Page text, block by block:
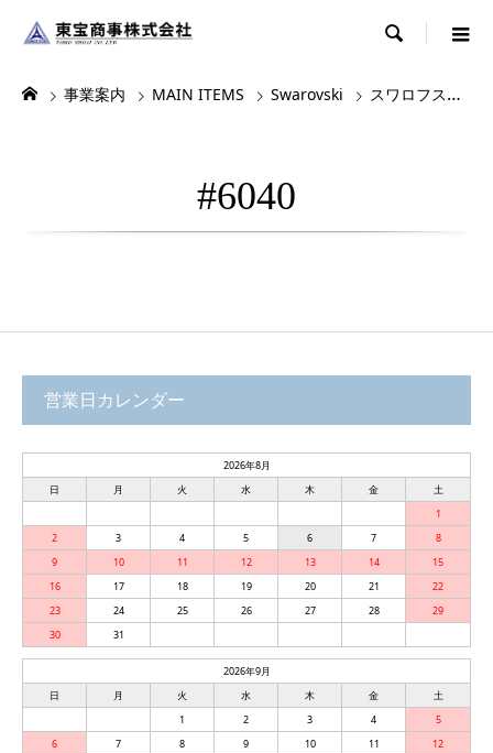

事業案内 MAIN ITEMS Swarovski スワロフスキー
#6040
営業日カレンダー
2026年8月
日
月 火 水 木 金
土
1
2
3 4 5 6 7
8
9
10 11 12 13 14
15
16
17 18 19 20 21
22
23
24 25 26 27 28
29
30
31
2026年9月
日
月 火 水 木 金
土
1
2 3 4
5
6
7 8 9 10 11
12